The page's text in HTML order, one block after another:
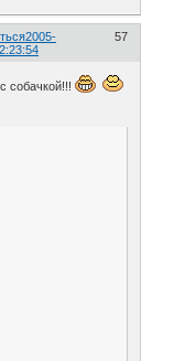
57
2005-
собачкой!!!